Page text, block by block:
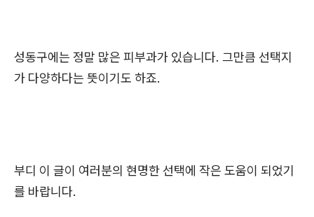
성동구에는 정말 많은 피부과가 있습니다. 그만큼 선택지
가 다양하다는 뜻이기도 하죠.
부디 이 글이 여러분의 현명한 선택에 작은 도움이 되었기
를 바랍니다.